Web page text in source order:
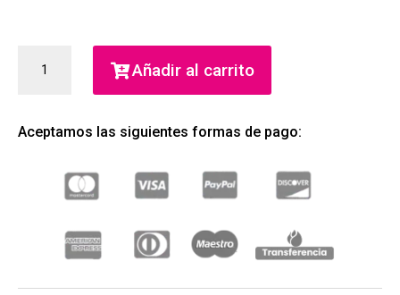
(SHAKIRA)
CANTIDAD
Añadir al carrito
Aceptamos las siguientes formas de pago: